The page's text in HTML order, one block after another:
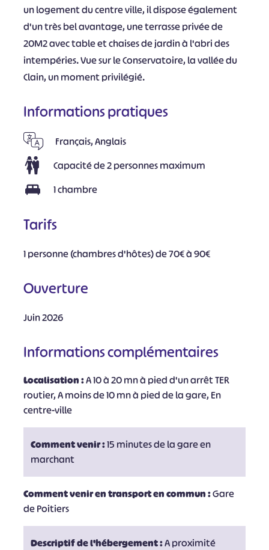
un logement du centre ville, il dispose également
d'un très bel avantage, une terrasse privée de
20M2 avec table et chaises de jardin à l'abri des
intempéries. Vue sur le Conservatoire, la vallée du
Clain, un moment privilégié.
Informations pratiques
Français, Anglais
Capacité de 2 personnes maximum
1 chambre
Tarifs
1 personne (chambres d'hôtes) de 70€ à 90€
Ouverture
Juin 2026
Informations complémentaires
Localisation :A 10 à 20 mn à pied d'un arrêt TER
routier, A moins de 10 mn à pied de la gare, En
centre-ville
Comment venir :15 minutes de la gare en
marchant
Comment venir en transport en commun :Gare
de Poitiers
Descriptif de l'hébergement :A proximité